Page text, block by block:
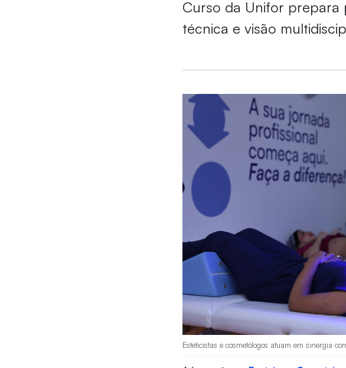
Curso da Unifor prepara
técnica e visão
Esteticistas e cosmetólogos atuam em sinergia